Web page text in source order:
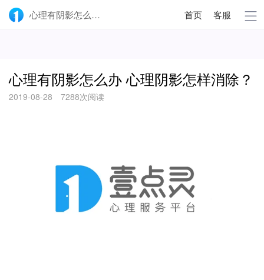
心理有阴影怎么办 心理阴影怎样消除？-壹点灵 首页 客服
心理有阴影怎么办 心理阴影怎样消除？
2019-08-28 7288次阅读